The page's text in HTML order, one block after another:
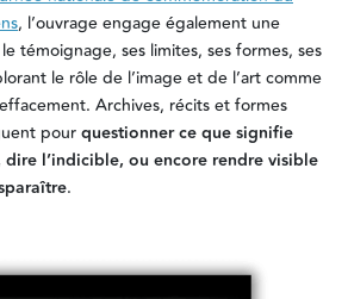
, l’ouvrage engage également une
témoignage, ses limites, ses formes, ses
le rôle de l’image et de l’art comme
Archives, récits et formes
pourquestionner ce que signifie
dire l’indicible, ou encore rendre visible
.